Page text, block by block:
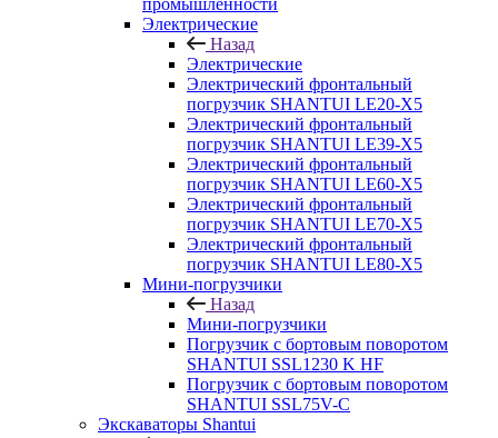
промышленности
Электрические
Назад
Электрические
Электрический фронтальный
погрузчик SHANTUI LE20-X5
Электрический фронтальный
погрузчик SHANTUI LE39-X5
Электрический фронтальный
погрузчик SHANTUI LE60-X5
Электрический фронтальный
погрузчик SHANTUI LE70-X5
Электрический фронтальный
погрузчик SHANTUI LE80-X5
Мини-погрузчики
Назад
Мини-погрузчики
Погрузчик с бортовым поворотом
SHANTUI SSL1230 K HF
Погрузчик с бортовым поворотом
SHANTUI SSL75V-C
Экскаваторы Shantui